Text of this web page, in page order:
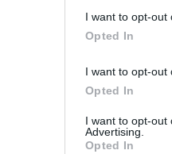
I want to opt-out
Opted In
I want to opt-out
Opted In
I want to opt-out
Advertising.
Opted In
από την
κόλα μέχρι να γεμίσει
στην κατάψυξη για
να ετοιμαστούν